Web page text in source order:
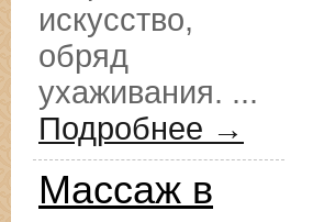
искусство,
обряд
ухаживания. ...
Подробнее →
Массаж в